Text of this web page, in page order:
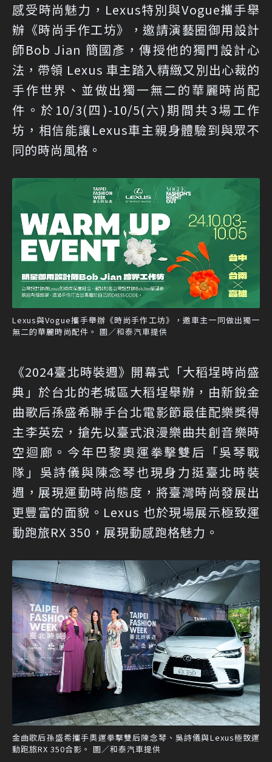
感受時尚魅力，Lexus特別與Vogue攜手舉
辦《時尚手作工坊》，邀請演藝圈御用設計
師Bob Jian 簡國彥，傳授他的獨門設計心
法，帶領 Lexus 車主踏入精緻又別出心裁的
手作世界、並做出獨一無二的華麗時尚配
件。於10/3(四)-10/5(六)期間共3場工作
坊，相信能讓Lexus車主親身體驗到與眾不
同的時尚風格。
Lexus與Vogue攜手舉辦《時尚手作工坊》，邀車主一同做出獨一
無二的華麗時尚配件。 圖／和泰汽車提供
《2024臺北時裝週》開幕式「大稻埕時尚盛
典」於台北的老城區大稻埕舉辦，由新銳金
曲歌后孫盛希聯手台北電影節最佳配樂獎得
主李英宏，搶先以臺式浪漫樂曲共創音樂時
空迴廊。今年巴黎奧運拳擊雙后「吳琴戰
隊」吳詩儀與陳念琴也現身力挺臺北時裝
週，展現運動時尚態度，將臺灣時尚發展出
更豐富的面貌。Lexus 也於現場展示極致運
動跑旅RX 350，展現動感跑格魅力。
金曲歌后孫盛希攜手奧運拳擊雙后陳念琴、吳詩儀與Lexus極致運
動跑旅RX 350合影。 圖／和泰汽車提供